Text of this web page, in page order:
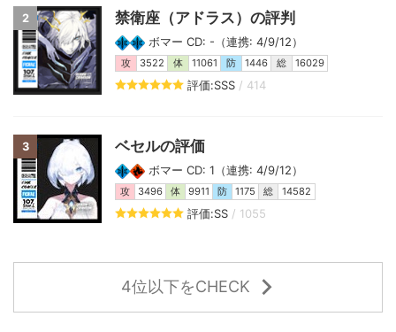
2 禁衛座（アドラス）の評判
ボマー CD: -（連携: 4/9/12）
攻 3522 体 11061 防 1446 総 16029
評価:SSS / 414
3 ベセルの評価
ボマー CD: 1（連携: 4/9/12）
攻 3496 体 9911 防 1175 総 14582
評価:SS / 1055
4位以下をCHECK